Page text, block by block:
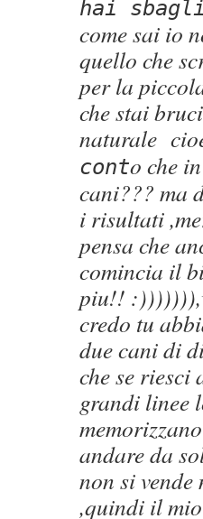
hai
come sai io
quello che
per la
che stai
naturale
conto che
cani??? ma
i risultati
pensa che
comincia il
piu!!
credo tu
due cani di
che se riesci
grandi linee
andare da
non si
,quindi il